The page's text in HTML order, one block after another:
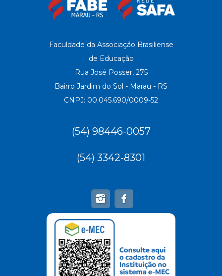
Faculdade da Associação Brasiliense
de Educação
Rua José Posser, 275
Bairro Jardim do Sol - Marau - RS
CNPJ: 00.045.690/0009-52
(54) 98446-0057
(54) 3342-8301